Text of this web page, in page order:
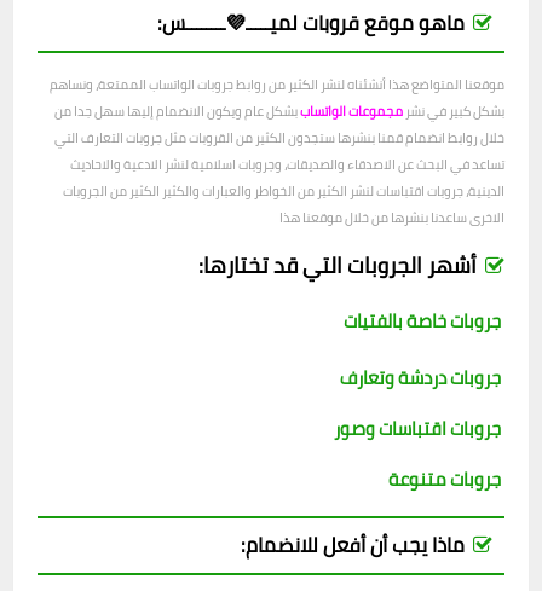
ماهو موقع قروبات لميـــــ💜ــــــــس:
موقعنا المتواضع هذا أنشئناه لنشر الكثير من روابط جروبات الواتساب الممتعة، ونساهم
بشكل كبير في نشر مجموعات الواتساببشكل عام ويكون الانضمام إليها سهل جدا من
خلال روابط انضمام قمنا بنشرها ستجدون الكثير من القروبات مثل جروبات التعارف التي
تساعد في البحث عن الاصدقاء والصديقات، وجروبات اسلامية لنشر الادعية والاحاديث
الدينية، جروبات اقتباسات لنشر الكثير من الخواطر والعبارات والكثير الكثير من الجروبات
الاخرى ساعدنا بنشرها من خلال موقعنا هذا
أشهر الجروبات التي قد تختارها:
جروبات خاصة بالفتيات
جروبات دردشة وتعارف
جروبات اقتباسات وصور
جروبات متنوعة
ماذا يجب أن أفعل للانضمام: